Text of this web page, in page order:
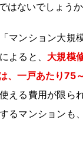
はないでしょう
マンション大規
よると、 大規模
、一戸あたり75
える費用が限ら
るマンションも